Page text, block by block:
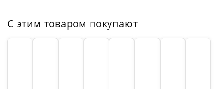
С этим товаром покупают